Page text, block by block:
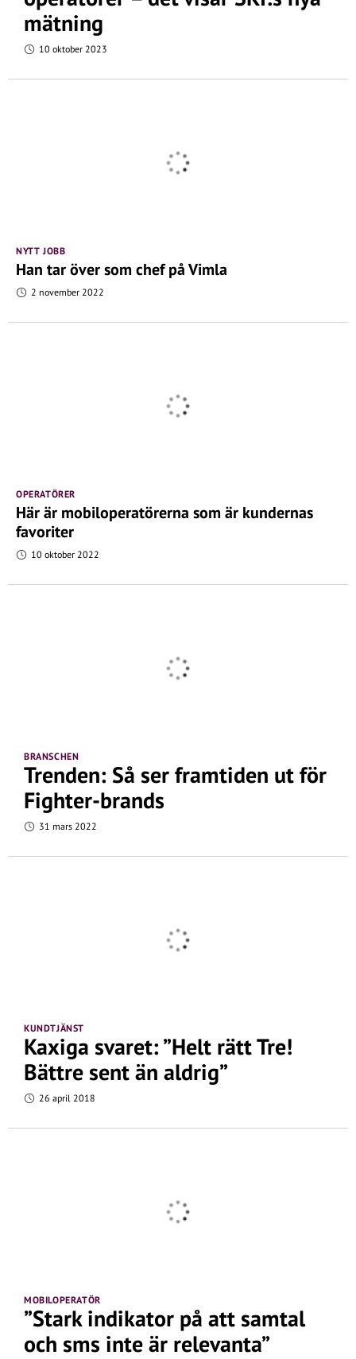
mätning
10 oktober 2023
NYTT JOBB
Han tar över som chef på Vimla
2 november 2022
OPERATÖRER
Här är mobiloperatörerna som är kundernas
favoriter
10 oktober 2022
BRANSCHEN
Trenden: Så ser framtiden ut för
Fighter-brands
31 mars 2022
KUNDTJÄNST
Kaxiga svaret: ”Helt rätt Tre!
Bättre sent än aldrig”
26 april 2018
MOBILOPERATÖR
”Stark indikator på att samtal
och sms inte är relevanta”